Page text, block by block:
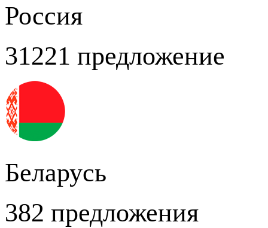
Россия
31221 предложение
Беларусь
382 предложения